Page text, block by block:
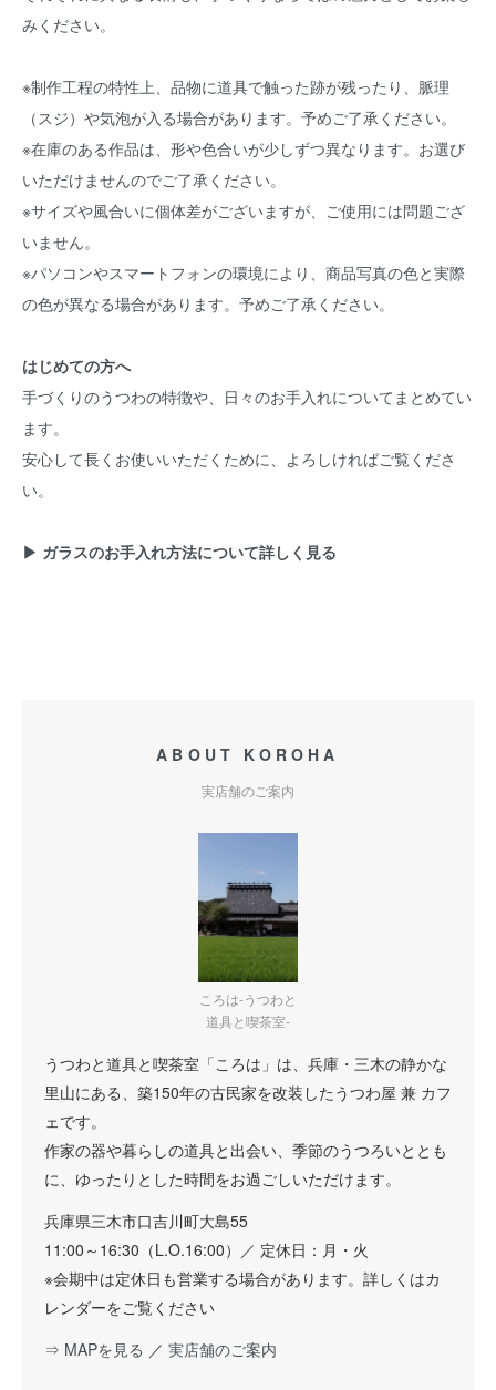
みください。
※制作工程の特性上、品物に道具で触った跡が残ったり、脈理
（スジ）や気泡が入る場合があります。予めご了承ください。
※在庫のある作品は、形や色合いが少しずつ異なります。お選び
いただけませんのでご了承ください。
※サイズや風合いに個体差がございますが、ご使用には問題ござ
いません。
※パソコンやスマートフォンの環境により、商品写真の色と実際
の色が異なる場合があります。予めご了承ください。
はじめての方へ
手づくりのうつわの特徴や、日々のお手入れについてまとめてい
ます。
安心して長くお使いいただくために、よろしければご覧くださ
い。
▶ ガラスのお手入れ方法について詳しく見る
ABOUT KOROHA
実店舗のご案内
ころは-うつわと
道具と喫茶室-
うつわと道具と喫茶室「ころは」は、兵庫・三木の静かな
里山にある、築150年の古民家を改装したうつわ屋 兼 カフ
ェです。
作家の器や暮らしの道具と出会い、季節のうつろいととも
に、ゆったりとした時間をお過ごしいただけます。
兵庫県三木市口吉川町大島55
11:00～16:30（L.O.16:00）／ 定休日：月・火
※会期中は定休日も営業する場合があります。詳しくはカ
レンダーをご覧ください
⇒ MAPを見る ／ 実店舗のご案内